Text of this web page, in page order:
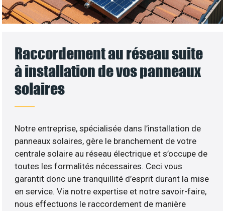
Raccordement au réseau suite
à installation de vos panneaux
solaires
Notre entreprise, spécialisée dans l’installation de
panneaux solaires, gère le branchement de votre
centrale solaire au réseau électrique et s’occupe de
toutes les formalités nécessaires. Ceci vous
garantit donc une tranquillité d’esprit durant la mise
en service. Via notre expertise et notre savoir-faire,
nous effectuons le raccordement de manière